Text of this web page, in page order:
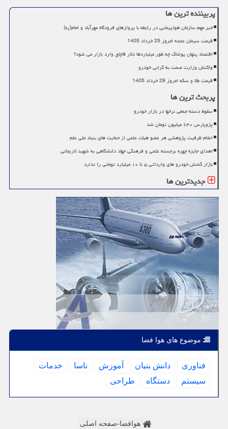
پربیننده ترین ها
خبر مهم سازمان هواپیمایی در رابطه با پروازهای فرودگاه مهرآباد و امام(ره)
قیمت سیمان عمده امروز 25 خرداد 1405
اقتصاد پنهان پوشاک چه طور میلیاردها دلار قاچاق وارد بازار می شود؟
واکنش وزارت صمت به گرانی خودرو
قیمت طلا و سکه امروز 29 خرداد 1405
پربحث ترین ها
سقوط دسته جمعی نرخها در بازار خودرو
پژوپارس ۶۴۰ میلیون تومان شد
اعلام ظرفیت پژوهشی هر عضو هیات علمی از حمایت های بنیاد ملی علم
اهدای جایزه چهره برجسته علمی و فرهنگی جهاد دانشگاهی به شهید لاریجانی
بازار کشش خودرو های وارداتی ۵ تا ۱۰ میلیارد تومانی را ندارد
جدیدترین ها
موضوع های هوا فضا
فناوری دانش بنیان آموزش ناسا
خدمات
سیستم
دستگاه طراحی
هوافضا-صفحه اصلی